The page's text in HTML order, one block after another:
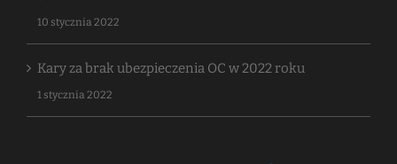
10 stycznia 2022
Kary za brak ubezpieczenia OC w 2022 roku
1 stycznia 2022